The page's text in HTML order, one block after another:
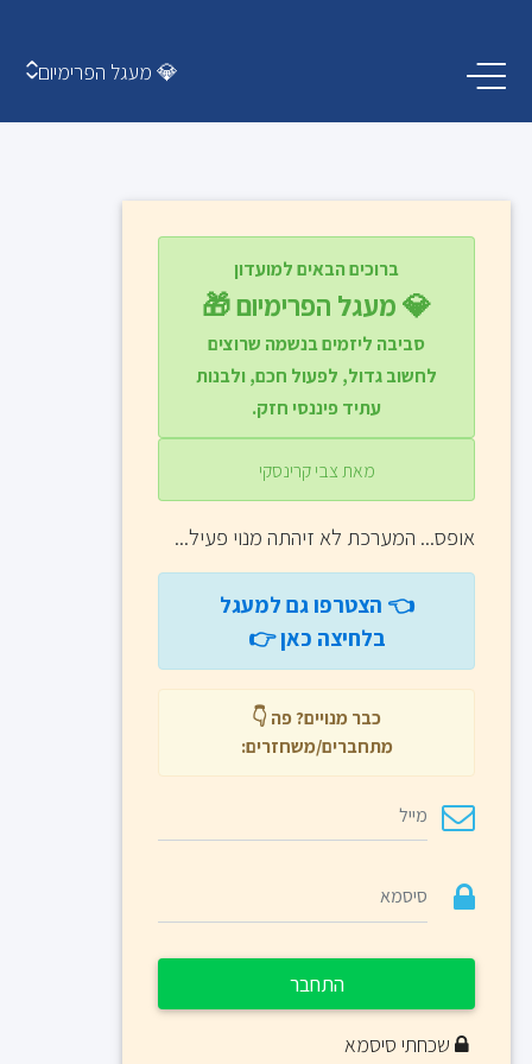
💎 מעגל הפרימיום
ברוכים הבאים למועדון
💎 מעגל הפרימיום 🎁
סביבה ליזמים בנשמה שרוצים
לחשוב גדול, לפעול חכם, ולבנות
עתיד פיננסי חזק.
מאת צבי קרינסקי
אופס... המערכת לא זיהתה מנוי פעיל...
👈 הצטרפו גם למעגל
בלחיצה כאן 👉
כבר מנויים? פה 👇
מתחברים/משחזרים:
התחבר
שכחתי סיסמא